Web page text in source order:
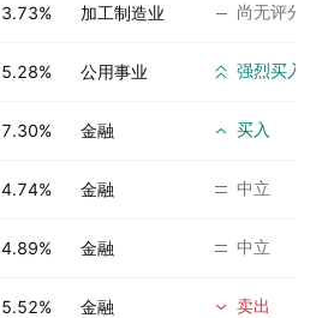
3.73% 加工制造业 尚无评分
5.28% 公用事业 强烈买入
7.30% 金融 买入
4.74% 金融 中立
4.89% 金融 中立
5.52% 金融 卖出